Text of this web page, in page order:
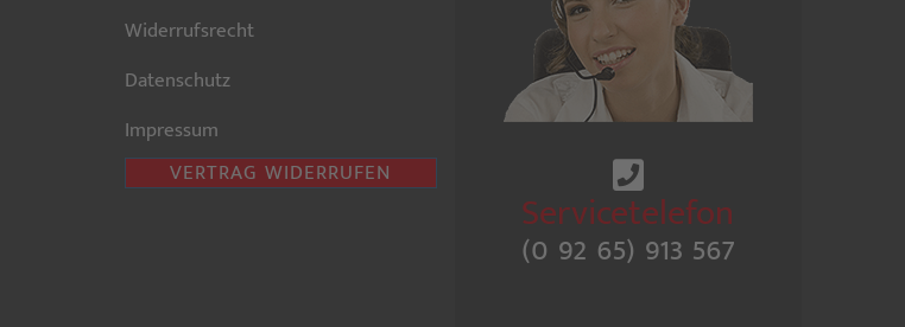
Widerrufsrecht
Datenschutz
Impressum
VERTRAG WIDERRUFEN
Servicetelefon
(0 92 65) 913 567